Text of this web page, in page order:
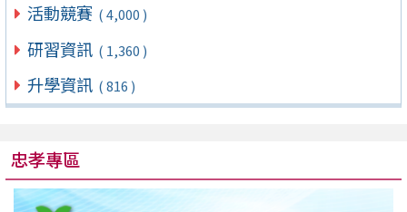
活動競賽 ( 4,000 )
研習資訊 ( 1,360 )
升學資訊 ( 816 )
忠孝專區